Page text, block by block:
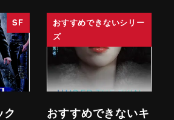
SF
ク
おすすめできないシリー
ズ
おすすめできないキ